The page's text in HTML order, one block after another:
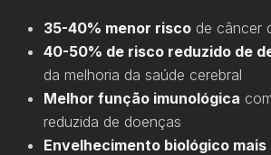
35-40% menor risco de câncer
40-50% de risco reduzido de
da melhoria da saúde cerebral
Melhor função imunológica
reduzida de doenças
Envelhecimento biológico